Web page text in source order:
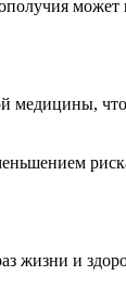
медицины,
жизни и